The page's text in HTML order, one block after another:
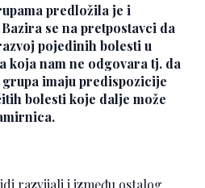
predložila je i
se na pretpostavci da
pojedinih bolesti u
koja nam ne odgovara tj. da
imaju predispozicije
bolesti koje dalje može
razvijali i između ostalog